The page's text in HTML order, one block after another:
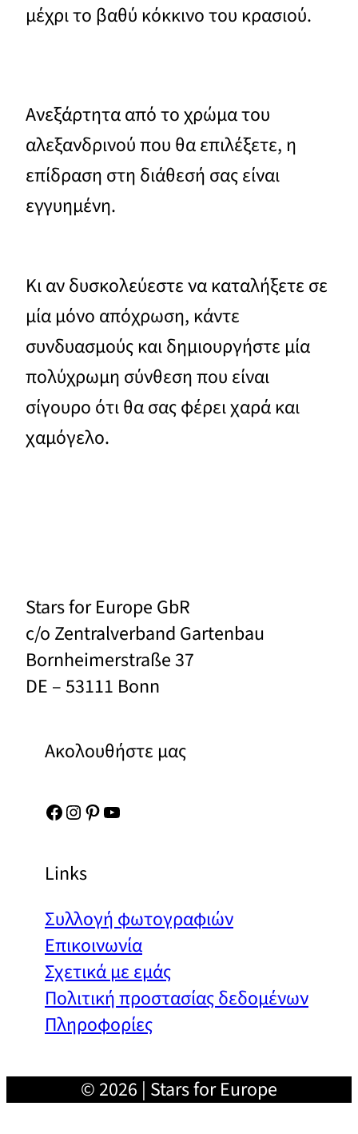
μέχρι το βαθύ κόκκινο του κρασιού.
Ανεξάρτητα από το χρώμα του
αλεξανδρινού που θα επιλέξετε, η
επίδραση στη διάθεσή σας είναι
εγγυημένη.
Κι αν δυσκολεύεστε να καταλήξετε σε
μία μόνο απόχρωση, κάντε
συνδυασμούς και δημιουργήστε μία
πολύχρωμη σύνθεση που είναι
σίγουρο ότι θα σας φέρει χαρά και
χαμόγελο.
Stars for Europe GbR
c/o Zentralverband Gartenbau
Bornheimerstraße 37
DE – 53111 Bonn
Ακολουθήστε μας
Facebook Instagram Pinterest YouTube
Links
Συλλογή φωτογραφιών
Επικοινωνία
Σχετικά με εμάς
Πολιτική προστασίας δεδομένων
Πληροφορίες
© 2026 | Stars for Europe